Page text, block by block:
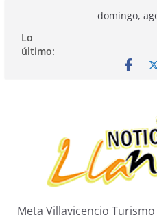
contenido
domingo,
Lo
último:
Meta Villavicencio